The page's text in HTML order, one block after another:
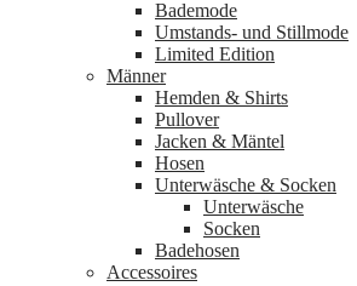
Bademode
Umstands- und Stillmode
Limited Edition
Männer
Hemden & Shirts
Pullover
Jacken & Mäntel
Hosen
Unterwäsche & Socken
Unterwäsche
Socken
Badehosen
Accessoires